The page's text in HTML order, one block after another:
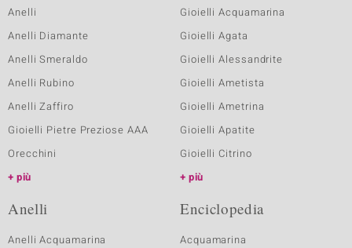
Anelli
Anelli Diamante
Anelli Smeraldo
Anelli Rubino
Anelli Zaffiro
Gioielli Pietre Preziose AAA
Orecchini
più
Gioielli Acquamarina
Gioielli Agata
Gioielli Alessandrite
Gioielli Ametista
Gioielli Ametrina
Gioielli Apatite
Gioielli Citrino
più
Anelli
Anelli Acquamarina
Enciclopedia
Acquamarina